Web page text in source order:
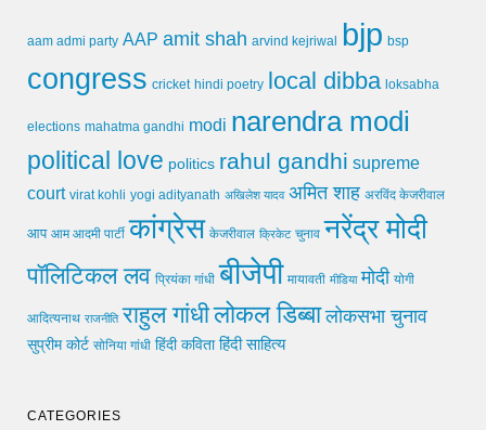
aam admi party AAP amit shah arvind kejriwal bjp bsp
congress cricket hindi poetry local dibba loksabha
elections mahatma gandhi modi narendra modi
political love politics rahul gandhi supreme
court virat kohli yogi adityanath अखिलेश यादव अमित शाह अरविंद केजरीवाल
आप आम आदमी पार्टी कांग्रेस केजरीवाल क्रिकेट चुनाव नरेंद्र मोदी
पॉलिटिकल लव प्रियंका गांधी बीजेपी मायावती मीडिया मोदी योगी
आदित्यनाथ राजनीति राहुल गांधीलोकल डिब्बा लोकसभा चुनाव
सुप्रीम कोर्ट सोनिया गांधी हिंदी कविता हिंदी साहित्य
CATEGORIES